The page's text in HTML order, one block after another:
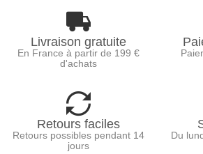
Livraison gratuite
En France à partir de 199 €
d'achats
Retours faciles
Retours possibles pendant 14
jours
Du